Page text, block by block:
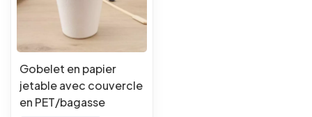
Gobelet en papier
jetable avec couvercle
en PET/bagasse